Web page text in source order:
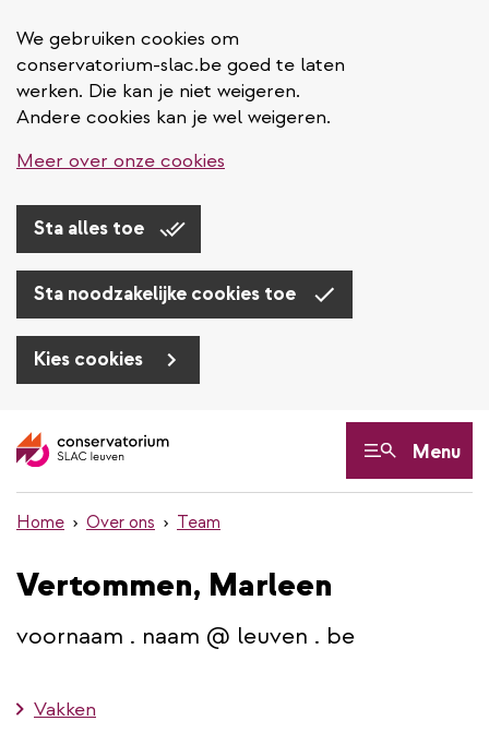
We gebruiken cookies om
conservatorium-slac.be goed te laten
werken. Die kan je niet weigeren.
Andere cookies kan je wel weigeren.
Meer over onze cookies
Sta alles toe
Sta noodzakelijke cookies toe
Kies cookies
en
inhoud
Menu
Home Over ons Team
Vertommen, Marleen
voornaam . naam @ leuven . be
Vakken